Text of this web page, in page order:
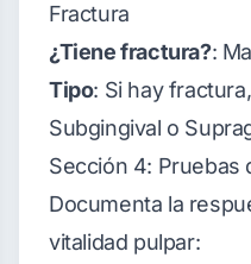
Fractura
¿Tiene fractura?:
Tipo: Si hay
Subgingival o
Sección 4: Pruebas
Documenta la
vitalidad pulpar: